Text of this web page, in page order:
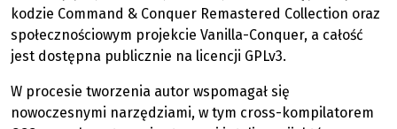
kodzie Command & Conquer Remastered Collection oraz
społecznościowym projekcie Vanilla-Conquer, a całość
jest dostępna publicznie na licencji GPLv3.
W procesie tworzenia autor wspomagał się
nowoczesnymi narzędziami, w tym cross-kompilatorem